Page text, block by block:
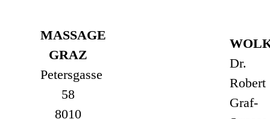
MASSAGE
GRAZ
Petersgasse
58
8010
Dr.
Robert
Graf-